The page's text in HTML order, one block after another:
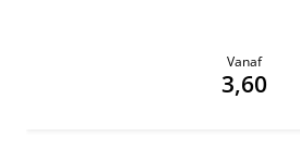
Vanaf
3,60